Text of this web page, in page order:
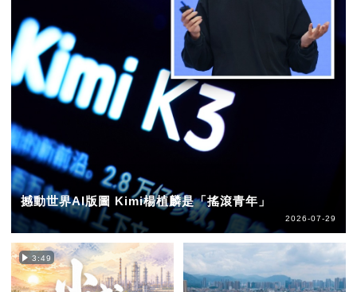
撼動世界AI版圖 Kimi楊植麟是「搖滾青年」
2026-07-29
3:49